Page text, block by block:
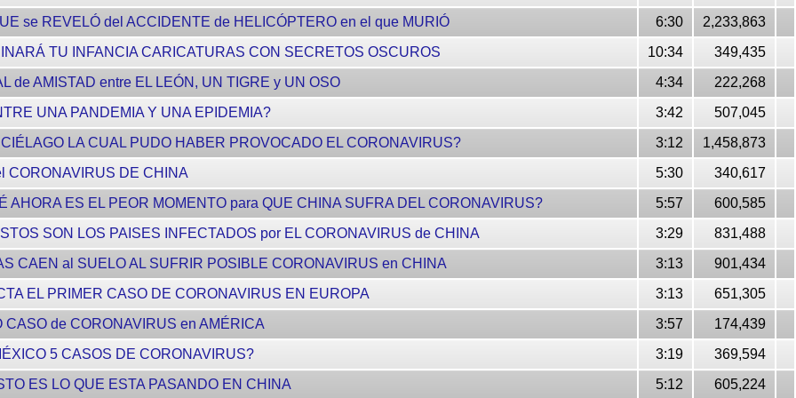
se REVELÓ del ACCIDENTE de HELICÓPTERO en el que MURIÓ 6:30
2,233,863
TU INFANCIA CARICATURAS CON SECRETOS OSCUROS
10:34
349,435
de AMISTAD entre EL LEÓN, UN TIGRE y UN OSO
4:34
222,268
UNA PANDEMIA Y UNA EPIDEMIA?
3:42
507,045
LA CUAL PUDO HABER PROVOCADO EL CORONAVIRUS?
3:12
1,458,873
CORONAVIRUS DE CHINA
5:30
340,617
AHORA ES EL PEOR MOMENTO para QUE CHINA SUFRA DEL CORONAVIRUS?
5:57
600,585
SON LOS PAISES INFECTADOS por EL CORONAVIRUS de CHINA
3:29
831,488
CAEN al SUELO AL SUFRIR POSIBLE CORONAVIRUS en CHINA
3:13
901,434
EL PRIMER CASO DE CORONAVIRUS EN EUROPA
3:13
651,305
de CORONAVIRUS en AMÉRICA
3:57
174,439
5 CASOS DE CORONAVIRUS?
3:19
369,594
ES LO QUE ESTA PASANDO EN CHINA
5:12 605,224